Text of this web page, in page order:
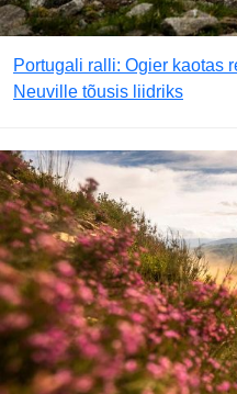
Portugali ralli: Ogier kaotas
Neuville tõusis liidriks